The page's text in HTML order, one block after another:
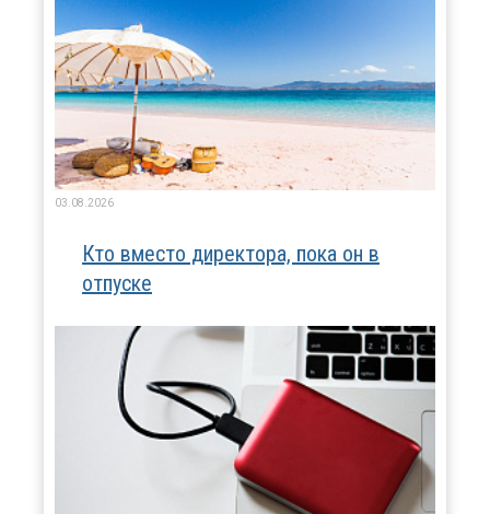
03.08.2026
Кто вместо директора, пока он в
отпуске